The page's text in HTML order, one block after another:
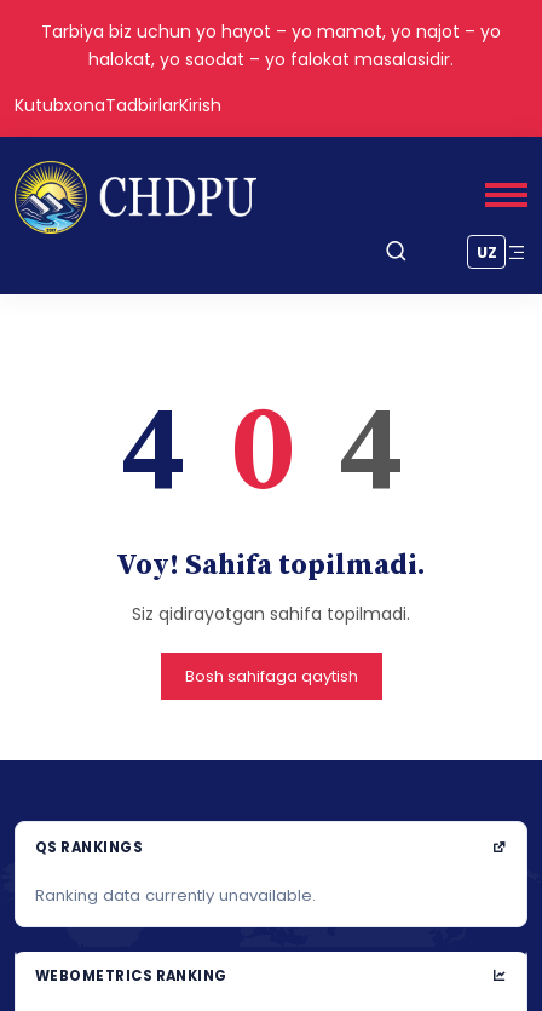
Tarbiya biz uchun yo hayot – yo mamot, yo najot – yo
halokat, yo saodat – yo falokat masalasidir.
KutubxonaTadbirlarKirish
UZ
4 0 4
Voy! Sahifa topilmadi.
Siz qidirayotgan sahifa topilmadi.
Bosh sahifaga qaytish
QS RANKINGS
Ranking data currently unavailable.
WEBOMETRICS RANKING